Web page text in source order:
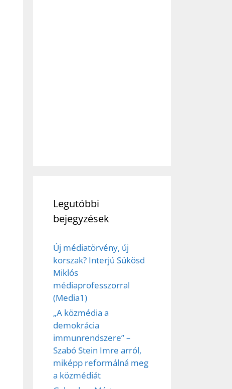
Legutóbbi
bejegyzések
Új médiatörvény, új
korszak? Interjú Sükösd
Miklós
médiaprofesszorral
(Media1)
„A közmédia a
demokrácia
immunrendszere” –
Szabó Stein Imre arról,
miképp reformálná meg
a közmédiát